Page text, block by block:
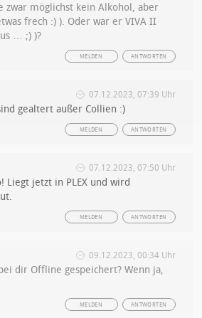
zwar möglichst kein Alkohol, aber
frech :) ). Oder war er VIVA II
… ;) )?
ANTWORTEN
MELDEN
07.12.2023, 07:39 Uhr
gealtert außer Collien :)
ANTWORTEN
MELDEN
07.12.2023, 07:50 Uhr
Liegt jetzt in PLEX und wird
ANTWORTEN
MELDEN
09.12.2023, 00:34 Uhr
dir Offline gespeichert? Wenn ja,
ANTWORTEN
MELDEN